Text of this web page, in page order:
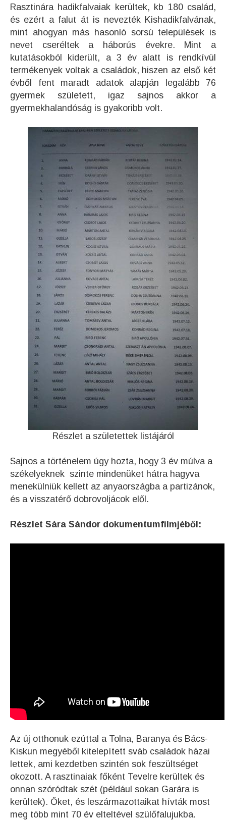
Rasztinára hadikfalvaiak kerültek, kb 180 család,
és ezért a falut át is nevezték Kishadikfalvának,
mint ahogyan más hasonló sorsú települések is
nevet cseréltek a háborús évekre. Mint a
kutatásokból kiderült, a 3 év alatt is rendkívül
termékenyek voltak a családok, hiszen az első két
évből fent maradt adatok alapján legalább 76
gyermek született, igaz sajnos akkor a
gyermekhalandóság is gyakoribb volt.
Részlet a születettek listájáról
Sajnos a történelem úgy hozta, hogy 3 év múlva a
székelyeknek szinte mindenüket hátra hagyva
menekülniük kellett az anyaországba a partizánok,
és a visszatérő dobrovoljácok elől.
Részlet Sára Sándor dokumentumfilmjéből:
Az új otthonuk ezúttal a Tolna, Baranya és Bács-
Kiskun megyéből kitelepített sváb családok házai
lettek, ami kezdetben szintén sok feszültséget
okozott. A rasztinaiak főként Tevelre kerültek és
onnan szóródtak szét (például sokan Garára is
kerültek). Őket, és leszármazottaikat hívták most
meg több mint 70 év elteltével szülőfalujukba.